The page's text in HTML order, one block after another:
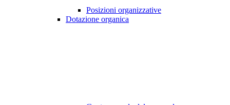
Posizioni organizzative
Dotazione organica